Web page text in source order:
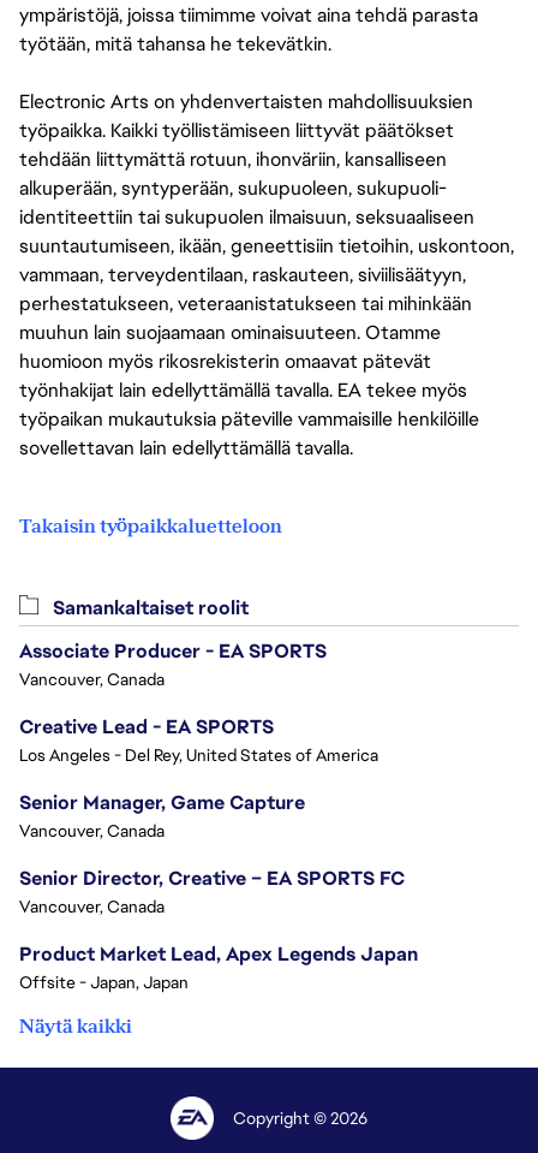
ympäristöjä, joissa tiimimme voivat aina tehdä parasta
työtään, mitä tahansa he tekevätkin.
Electronic Arts on yhdenvertaisten mahdollisuuksien
työpaikka. Kaikki työllistämiseen liittyvät päätökset
tehdään liittymättä rotuun, ihonväriin, kansalliseen
alkuperään, syntyperään, sukupuoleen, sukupuoli-
identiteettiin tai sukupuolen ilmaisuun, seksuaaliseen
suuntautumiseen, ikään, geneettisiin tietoihin, uskontoon,
vammaan, terveydentilaan, raskauteen, siviilisäätyyn,
perhestatukseen, veteraanistatukseen tai mihinkään
muuhun lain suojaamaan ominaisuuteen. Otamme
huomioon myös rikosrekisterin omaavat pätevät
työnhakijat lain edellyttämällä tavalla. EA tekee myös
työpaikan mukautuksia päteville vammaisille henkilöille
sovellettavan lain edellyttämällä tavalla.
Takaisin työpaikkaluetteloon
Samankaltaiset roolit
Associate Producer - EA SPORTS
Vancouver, Canada
Creative Lead - EA SPORTS
Los Angeles - Del Rey, United States of America
Senior Manager, Game Capture
Vancouver, Canada
Senior Director, Creative – EA SPORTS FC
Vancouver, Canada
Product Market Lead, Apex Legends Japan
Offsite - Japan, Japan
Näytä kaikki
Copyright © 2026